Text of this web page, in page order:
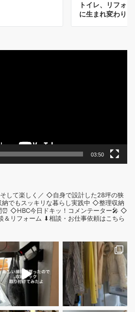
トイレ、リフォ
に生まれ変わり
03:50
して楽しく／ ◇自身で設計した28坪の狭
納でもスッキリな暮らし実践中 ◇整理収納
◇HBC今日ドキッ！コメンテーター🎤 ◇
＆リフォーム ⬇︎相談・お仕事依頼はこちら